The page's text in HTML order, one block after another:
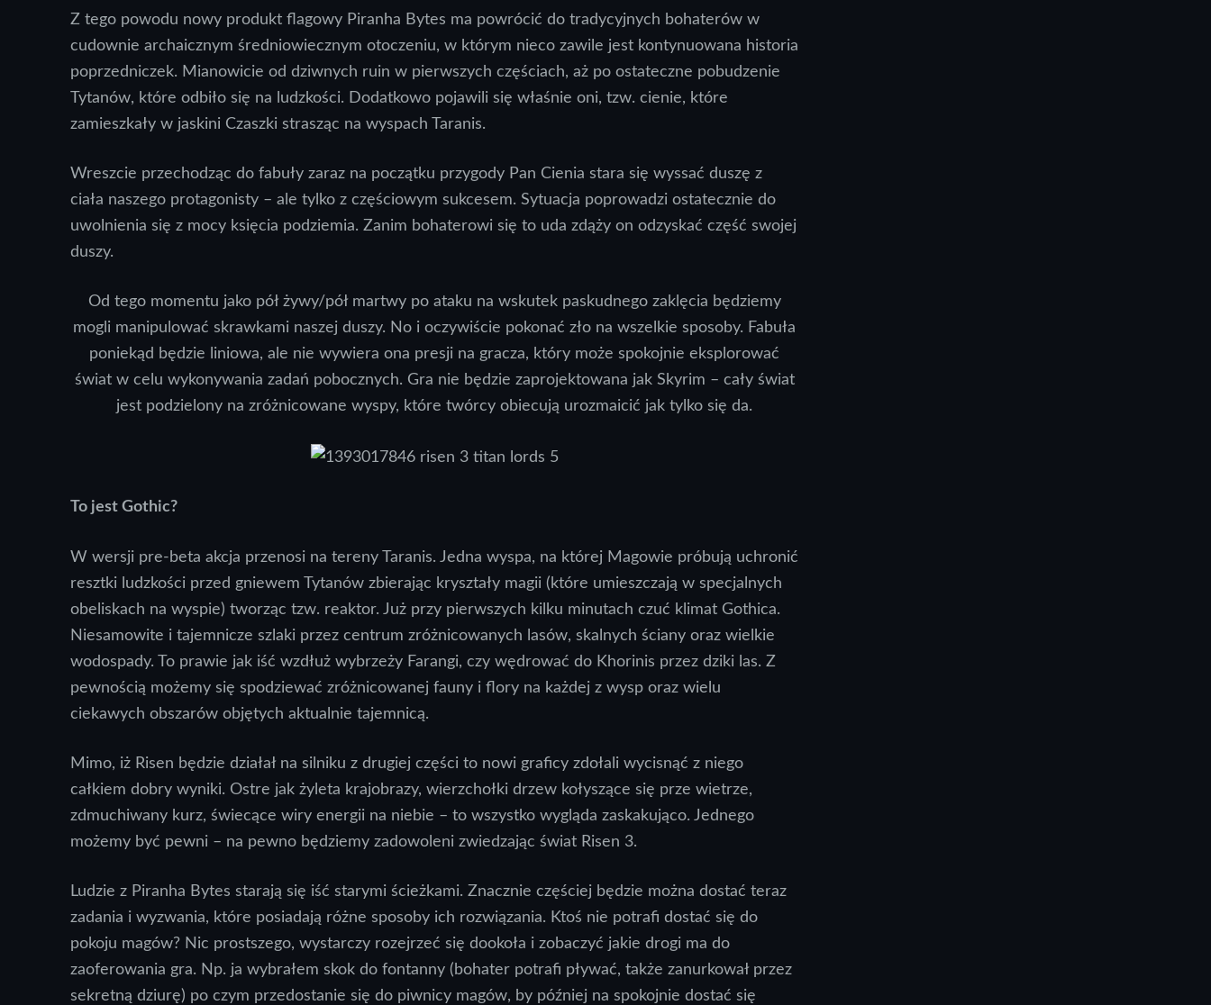
Z tego powodu nowy produkt flagowy Piranha Bytes ma powrócić do tradycyjnych bohaterów w
cudownie archaicznym średniowiecznym otoczeniu, w którym nieco zawile jest kontynuowana historia
poprzedniczek. Mianowicie od dziwnych ruin w pierwszych częściach, aż po ostateczne pobudzenie
Tytanów, które odbiło się na ludzkości. Dodatkowo pojawili się właśnie oni, tzw. cienie, które
zamieszkały w jaskini Czaszki strasząc na wyspach Taranis.
Wreszcie przechodząc do fabuły zaraz na początku przygody Pan Cienia stara się wyssać duszę z
ciała naszego protagonisty – ale tylko z częściowym sukcesem. Sytuacja poprowadzi ostatecznie do
uwolnienia się z mocy księcia podziemia. Zanim bohaterowi się to uda zdąży on odzyskać część swojej
duszy.
Od tego momentu jako pół żywy/pół martwy po ataku na wskutek paskudnego zaklęcia będziemy
mogli manipulować skrawkami naszej duszy. No i oczywiście pokonać zło na wszelkie sposoby. Fabuła
poniekąd będzie liniowa, ale nie wywiera ona presji na gracza, który może spokojnie eksplorować
świat w celu wykonywania zadań pobocznych. Gra nie będzie zaprojektowana jak Skyrim – cały świat
jest podzielony na zróżnicowane wyspy, które twórcy obiecują urozmaicić jak tylko się da.
To jest Gothic?
W wersji pre-beta akcja przenosi na tereny Taranis. Jedna wyspa, na której Magowie próbują uchronić
resztki ludzkości przed gniewem Tytanów zbierając kryształy magii (które umieszczają w specjalnych
obeliskach na wyspie) tworząc tzw. reaktor. Już przy pierwszych kilku minutach czuć klimat Gothica.
Niesamowite i tajemnicze szlaki przez centrum zróżnicowanych lasów, skalnych ściany oraz wielkie
wodospady. To prawie jak iść wzdłuż wybrzeży Farangi, czy wędrować do Khorinis przez dziki las. Z
pewnością możemy się spodziewać zróżnicowanej fauny i flory na każdej z wysp oraz wielu
ciekawych obszarów objętych aktualnie tajemnicą.
Mimo, iż Risen będzie działał na silniku z drugiej części to nowi graficy zdołali wycisnąć z niego
całkiem dobry wyniki. Ostre jak żyleta krajobrazy, wierzchołki drzew kołyszące się prze wietrze,
zdmuchiwany kurz, świecące wiry energii na niebie – to wszystko wygląda zaskakująco. Jednego
możemy być pewni – na pewno będziemy zadowoleni zwiedzając świat Risen 3.
Ludzie z Piranha Bytes starają się iść starymi ścieżkami. Znacznie częściej będzie można dostać teraz
zadania i wyzwania, które posiadają różne sposoby ich rozwiązania. Ktoś nie potrafi dostać się do
pokoju magów? Nic prostszego, wystarczy rozejrzeć się dookoła i zobaczyć jakie drogi ma do
zaoferowania gra. Np. ja wybrałem skok do fontanny (bohater potrafi pływać, także zanurkował przez
sekretną dziurę) po czym przedostanie się do piwnicy magów, by później na spokojnie dostać się